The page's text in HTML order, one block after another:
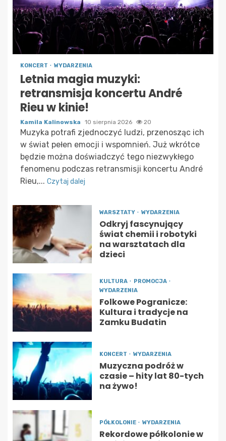
KONCERT WYDARZENIA
Letnia magia muzyki:
retransmisja koncertu André
Rieu w kinie!
Kamila Kalinowska 10 sierpnia 2026 20
Muzyka potrafi zjednoczyć ludzi, przenosząc ich
w świat pełen emocji i wspomnień. Już wkrótce
będzie można doświadczyć tego niezwykłego
fenomenu podczas retransmisji koncertu André
Rieu,... Czytaj dalej
WARSZTATY WYDARZENIA
Odkryj fascynujący
świat chemii i robotyki
na warsztatach dla
dzieci
KULTURA
PROMOCJA
WYDARZENIA
Folkowe Pogranicze:
Kultura i tradycje na
Zamku Budatin
KONCERT WYDARZENIA
Muzyczna podróż w
czasie – hity lat 80-tych
na żywo!
PÓŁKOLONIE WYDARZENIA
Rekordowe półkolonie w